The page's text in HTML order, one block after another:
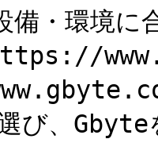
・環境に
び、Gbyte